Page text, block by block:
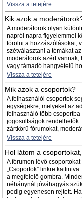
Vissza a tetejére
Kik azok a
A moderátorok olyan
napról napra figyelemmel
törölni a hozzászólásokat,
szétválasztani a témákat
moderátorok azért
vagy támadó hangvételű
Vissza a tetejére
Mik azok a csoportok?
A felhasználói csoportok
egységekre, melyeket az
felhasználó több
jogosultságok
zártkörű fórumokat,
Vissza a tetejére
Hol látom a
A fórumon lévő
„Csoportok” linkre
a megfelelő gombra.
néhánynál jóváhagyás
pedig egyenesen rejtett.